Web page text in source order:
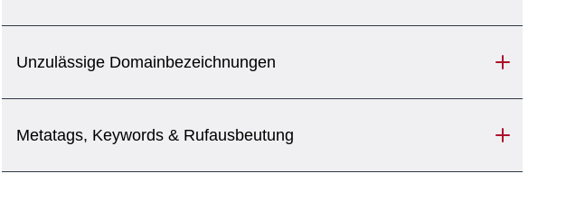
Unzulässige Domainbezeichnungen
Metatags, Keywords & Rufausbeutung